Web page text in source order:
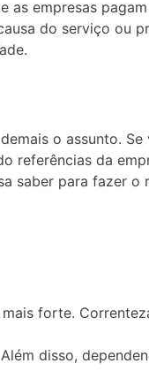
as empresas
do serviço ou
o assunto.
referências da
saber para fazer
forte.
disso,